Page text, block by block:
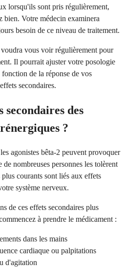
lorsqu'ils sont pris régulièrement,
bien. Votre médecin examinera
besoin de ce niveau de traitement.
vous voir régulièrement pour
Il pourrait ajuster votre posologie
de la réponse de vos
secondaires.
secondaires des
?
agonistes bêta-2 peuvent provoquer
de nombreuses personnes les tolèrent
courants sont liés aux effets
système nerveux.
de ces effets secondaires plus
à prendre le médicament :
dans les mains
cardiaque ou palpitations
d'agitation